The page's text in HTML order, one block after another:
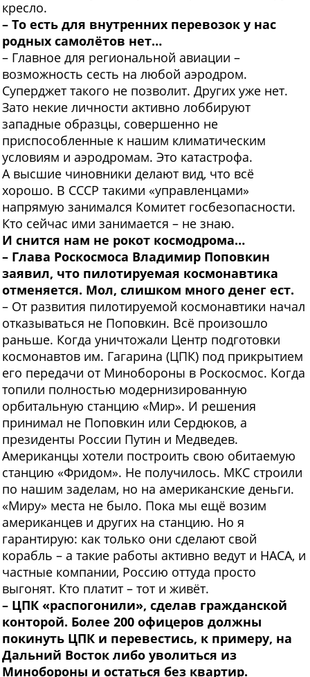
кресло.
– То есть для внутренних перевозок у нас
родных самолётов нет…
– Главное для региональной авиации –
возможность сесть на любой аэродром.
Суперджет такого не позволит. Других уже нет.
Зато некие личности активно лоббируют
западные образцы, совершенно не
приспособленные к нашим климатическим
условиям и аэродромам. Это катастрофа.
А высшие чиновники делают вид, что всё
хорошо. В СССР такими «управленцами»
напрямую занимался Комитет госбезопасности.
Кто сейчас ими занимается – не знаю.
И снится нам не рокот космодрома…
– Глава Роскосмоса Владимир Поповкин
заявил, что пилотируемая космонавтика
отменяется. Мол, слишком много денег ест.
– От развития пилотируемой космонавтики начал
отказываться не Поповкин. Всё произошло
раньше. Когда уничтожали Центр подготовки
космонавтов им. Гагарина (ЦПК) под прикрытием
его передачи от Минобороны в Роскосмос. Когда
топили полностью модернизированную
орбитальную станцию «Мир». И решения
принимал не Поповкин или Сердюков, а
президенты России Путин и Медведев.
Американцы хотели построить свою обитаемую
станцию «Фридом». Не получилось. МКС строили
по нашим заделам, но на американские деньги.
«Миру» места не было. Пока мы ещё возим
американцев и других на станцию. Но я
гарантирую: как только они сделают свой
корабль – а такие работы активно ведут и НАСА, и
частные компании, Россию оттуда просто
выгонят. Кто платит – тот и живёт.
– ЦПК «распогонили», сделав гражданской
конторой. Более 200 офицеров должны
покинуть ЦПК и перевестись, к примеру, на
Дальний Восток либо уволиться из
Минобороны и остаться без квартир.